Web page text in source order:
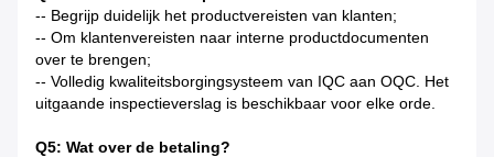
-- Begrijp duidelijk het productvereisten van klanten;
-- Om klantenvereisten naar interne productdocumenten
over te brengen;
-- Volledig kwaliteitsborgingsysteem van IQC aan OQC. Het
uitgaande inspectieverslag is beschikbaar voor elke orde.
Q5: Wat over de betaling?